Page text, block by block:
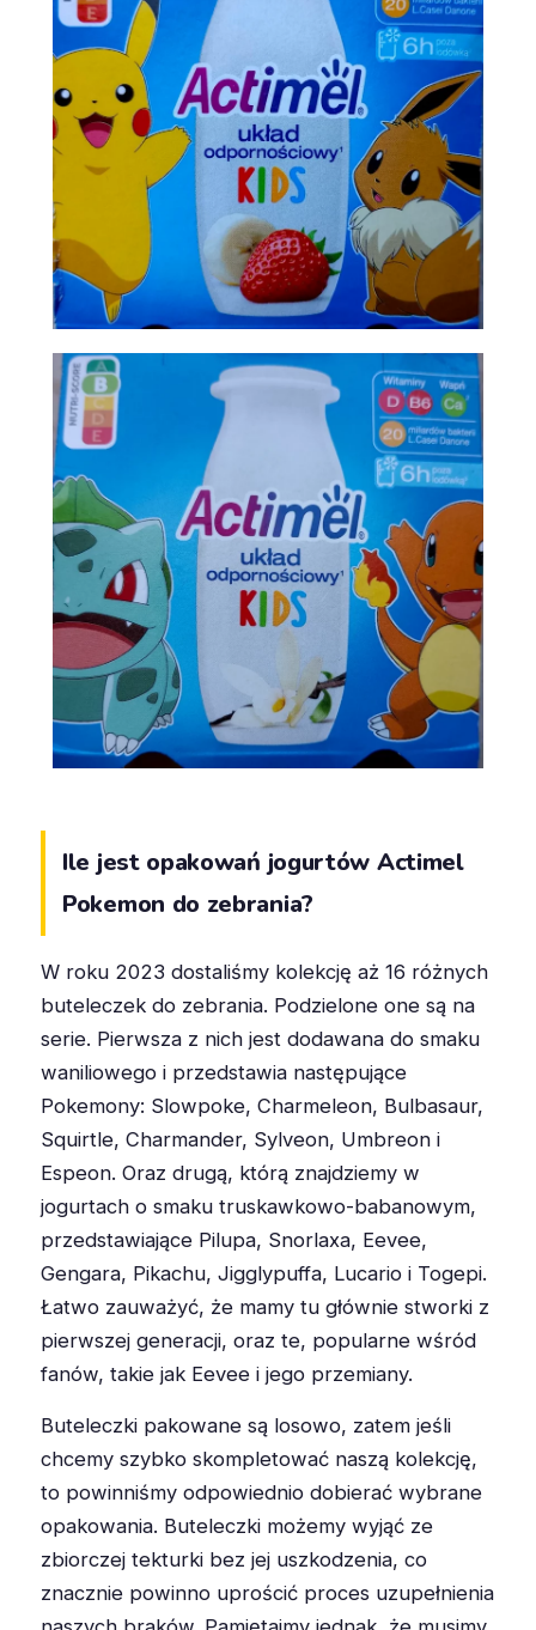
Ile jest opakowań jogurtów Actimel
Pokemon do zebrania?
W roku 2023 dostaliśmy kolekcję aż 16 różnych
buteleczek do zebrania. Podzielone one są na
serie. Pierwsza z nich jest dodawana do smaku
waniliowego i przedstawia następujące
Pokemony: Slowpoke, Charmeleon, Bulbasaur,
Squirtle, Charmander, Sylveon, Umbreon i
Espeon. Oraz drugą, którą znajdziemy w
jogurtach o smaku truskawkowo-babanowym,
przedstawiające Pilupa, Snorlaxa, Eevee,
Gengara, Pikachu, Jigglypuffa, Lucario i Togepi.
Łatwo zauważyć, że mamy tu głównie stworki z
pierwszej generacji, oraz te, popularne wśród
fanów, takie jak Eevee i jego przemiany.
Buteleczki pakowane są losowo, zatem jeśli
chcemy szybko skompletować naszą kolekcję,
to powinniśmy odpowiednio dobierać wybrane
opakowania. Buteleczki możemy wyjąć ze
zbiorczej tekturki bez jej uszkodzenia, co
znacznie powinno uprościć proces uzupełnienia